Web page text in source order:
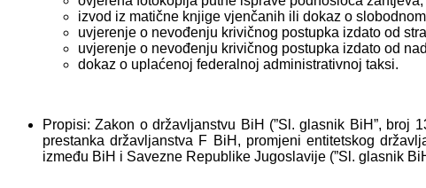
izvod iz matične knjige vjenčanih ili dokaz o
uvjerenje o nevođenju krivičnog postupka izdato od
uvjerenje o nevođenju krivičnog postupka izdato od
dokaz o uplaćenoj federalnoj administrativnoj taksi.
Propisi: Zakon o državljanstvu BiH (”Sl. glasnik BiH”, broj
prestanka državljanstva F BiH, promjeni entitetskog
između BiH i Savezne Republike Jugoslavije (”Sl. glasnik